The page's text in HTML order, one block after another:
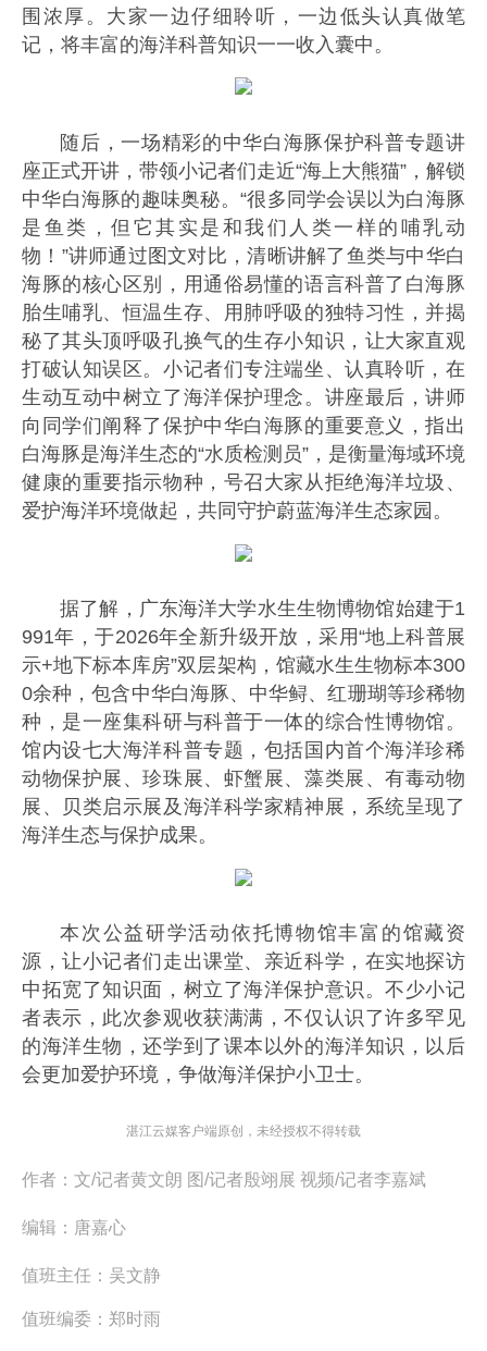
围浓厚。大家一边仔细聆听，一边低头认真做笔
记，将丰富的海洋科普知识一一收入囊中。
随后，一场精彩的中华白海豚保护科普专题讲
座正式开讲，带领小记者们走近“海上大熊猫”，解锁
中华白海豚的趣味奥秘。“很多同学会误以为白海豚
是鱼类，但它其实是和我们人类一样的哺乳动
物！”讲师通过图文对比，清晰讲解了鱼类与中华白
海豚的核心区别，用通俗易懂的语言科普了白海豚
胎生哺乳、恒温生存、用肺呼吸的独特习性，并揭
秘了其头顶呼吸孔换气的生存小知识，让大家直观
打破认知误区。小记者们专注端坐、认真聆听，在
生动互动中树立了海洋保护理念。讲座最后，讲师
向同学们阐释了保护中华白海豚的重要意义，指出
白海豚是海洋生态的“水质检测员”，是衡量海域环境
健康的重要指示物种，号召大家从拒绝海洋垃圾、
爱护海洋环境做起，共同守护蔚蓝海洋生态家园。
据了解，广东海洋大学水生生物博物馆始建于1
991年，于2026年全新升级开放，采用“地上科普展
示+地下标本库房”双层架构，馆藏水生生物标本300
0余种，包含中华白海豚、中华鲟、红珊瑚等珍稀物
种，是一座集科研与科普于一体的综合性博物馆。
馆内设七大海洋科普专题，包括国内首个海洋珍稀
动物保护展、珍珠展、虾蟹展、藻类展、有毒动物
展、贝类启示展及海洋科学家精神展，系统呈现了
海洋生态与保护成果。
本次公益研学活动依托博物馆丰富的馆藏资
源，让小记者们走出课堂、亲近科学，在实地探访
中拓宽了知识面，树立了海洋保护意识。不少小记
者表示，此次参观收获满满，不仅认识了许多罕见
的海洋生物，还学到了课本以外的海洋知识，以后
会更加爱护环境，争做海洋保护小卫士。
湛江云媒客户端原创，未经授权不得转载
作者： 文/记者黄文朗 图/记者殷翊展 视频/记者李嘉斌
编辑： 唐嘉心
值班主任： 吴文静
值班编委： 郑时雨